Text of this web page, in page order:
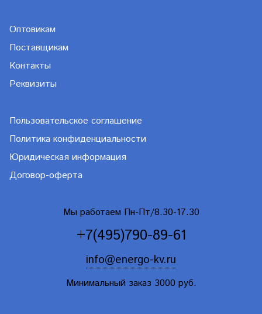
Оптовикам
Поставщикам
Контакты
Реквизиты
Пользовательское соглашение
Политика конфиденциальности
Юридическая информация
Договор-оферта
Мы работаем Пн-Пт/8.30-17.30
+7(495)790-89-61
info@energo-kv.ru
Минимальный заказ 3000 руб.